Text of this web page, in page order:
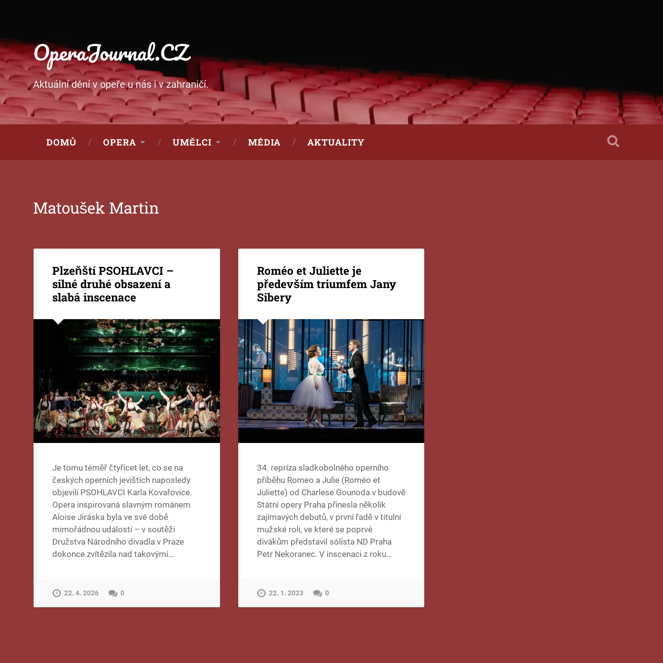
OperaJournal.CZ
Aktuální dění v opeře u nás i v zahraničí.
DOMŮ OPERA UMĚLCI MÉDIA AKTUALITY
Matoušek Martin
Plzeňští PSOHLAVCI –
silné druhé obsazení a
slabá inscenace
Je tomu téměř čtyřicet let, co se na
českých operních jevištích naposledy
objevili PSOHLAVCI Karla Kovařovice.
Opera inspirovaná slavným románem
Aloise Jiráska byla ve své době
mimořádnou událostí – v soutěži
Družstva Národního divadla v Praze
dokonce zvítězila nad takovými…
22. 4. 2026 0
Roméo et Juliette je
především triumfem Jany
Sibery
34. repríza sladkobolného operního
příběhu Romeo a Julie (Roméo et
Juliette) od Charlese Gounoda v budově
Státní opery Praha přinesla několik
zajímavých debutů, v první řadě v titulní
mužské roli, ve které se poprvé
divákům představil sólista ND Praha
Petr Nekoranec. V inscenaci z roku…
22. 1. 2023 0